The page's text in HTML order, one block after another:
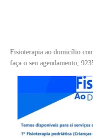
Fisioterapia ao domicílio
faça o seu agendamento,